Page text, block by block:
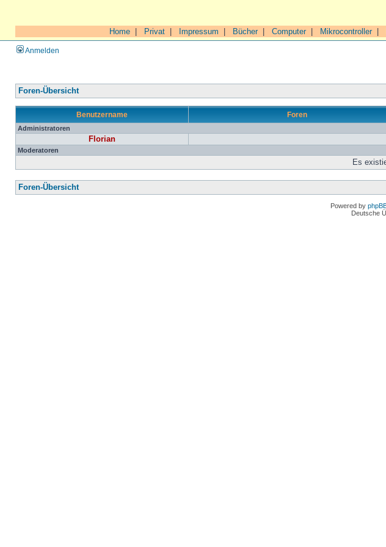
Home Privat Impressum Bücher| Computer| Mikrocontroller|
Anmelden
Foren-Übersicht
Benutzername Foren
Administratoren
Florian
Moderatoren
Es
Foren-Übersicht
Powered by
Deutsche